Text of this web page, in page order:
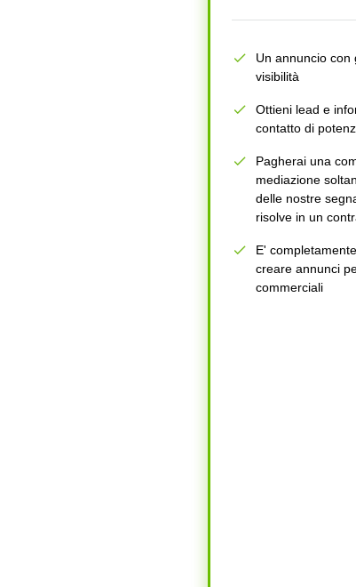
Un annuncio con
visibilità
Ottieni lead e
contatto di
Pagherai una
mediazione
delle nostre
risolve in un
E'
creare annunci
commerciali